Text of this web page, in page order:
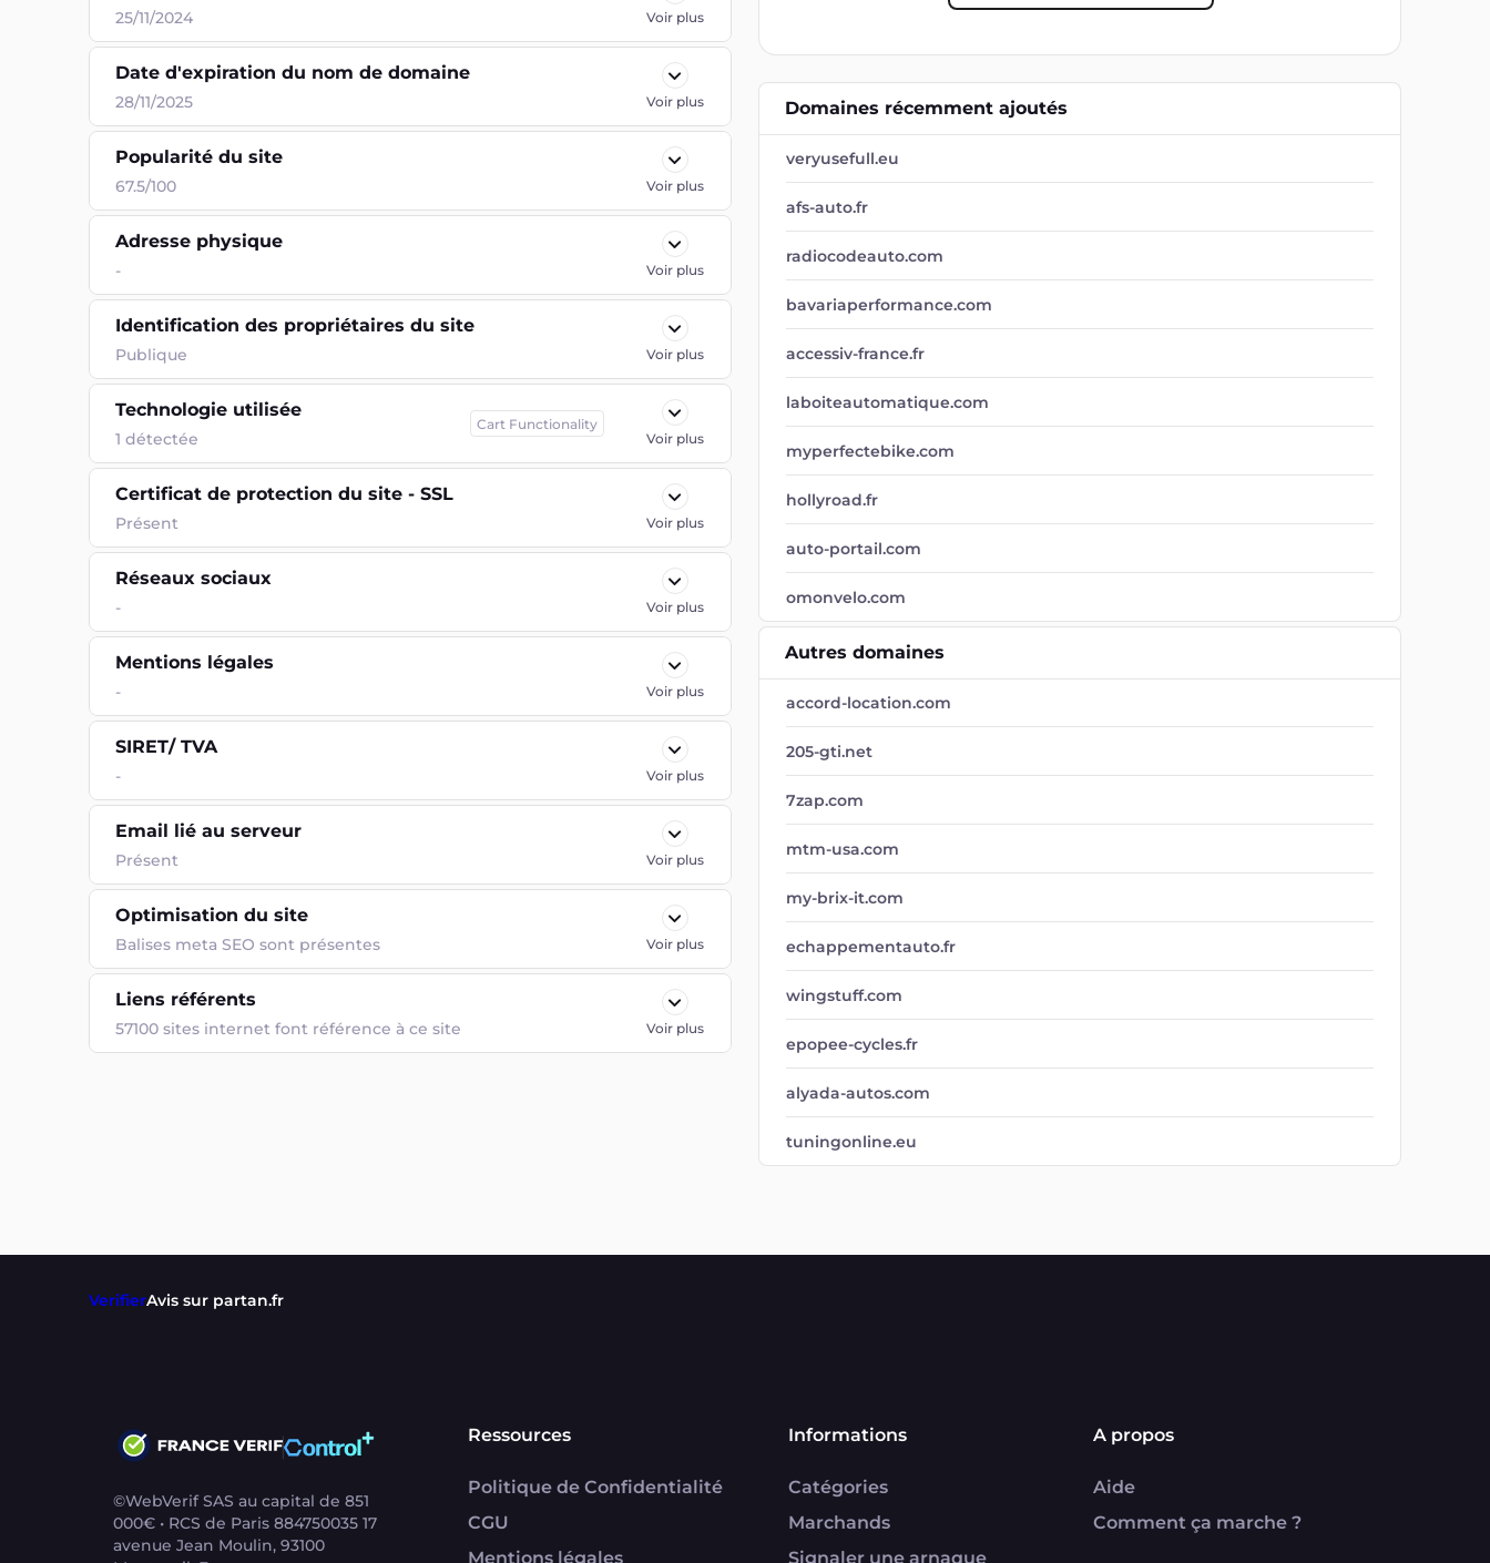
25/11/2024 Voir plus
Date d'expiration du nom de domaine
28/11/2025 Voir plus
Popularité du site
67.5/100 Voir plus
Adresse physique
- Voir plus
Identification des propriétaires du site
Publique Voir plus
Technologie utilisée
1 détectée
Cart Functionality
Voir plus
Certificat de protection du site - SSL
Présent Voir plus
Réseaux sociaux
- Voir plus
Mentions légales
- Voir plus
SIRET/ TVA
- Voir plus
Email lié au serveur
Présent Voir plus
Optimisation du site
Balises meta SEO sont présentes Voir plus
Liens référents
57100 sites internet font référence à ce site Voir plus
Domaines récemment ajoutés
veryusefull.eu
afs-auto.fr
radiocodeauto.com
bavariaperformance.com
accessiv-france.fr
laboiteautomatique.com
myperfectebike.com
hollyroad.fr
auto-portail.com
omonvelo.com
Autres domaines
accord-location.com
205-gti.net
7zap.com
mtm-usa.com
my-brix-it.com
echappementauto.fr
wingstuff.com
epopee-cycles.fr
alyada-autos.com
tuningonline.eu
VerifierAvis sur partan.fr
©WebVerif SAS au capital de 851
000€ • RCS de Paris 884750035 17
avenue Jean Moulin, 93100
Ressources
Politique de Confidentialité
CGU
Mentions légales
Informations
Catégories
Marchands
Signaler une arnaque
A propos
Aide
Comment ça marche ?